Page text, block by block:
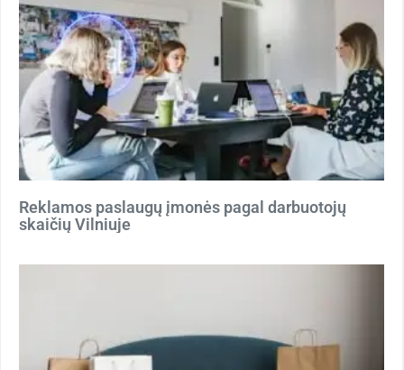
Reklamos paslaugų įmonės pagal darbuotojų
skaičių Vilniuje